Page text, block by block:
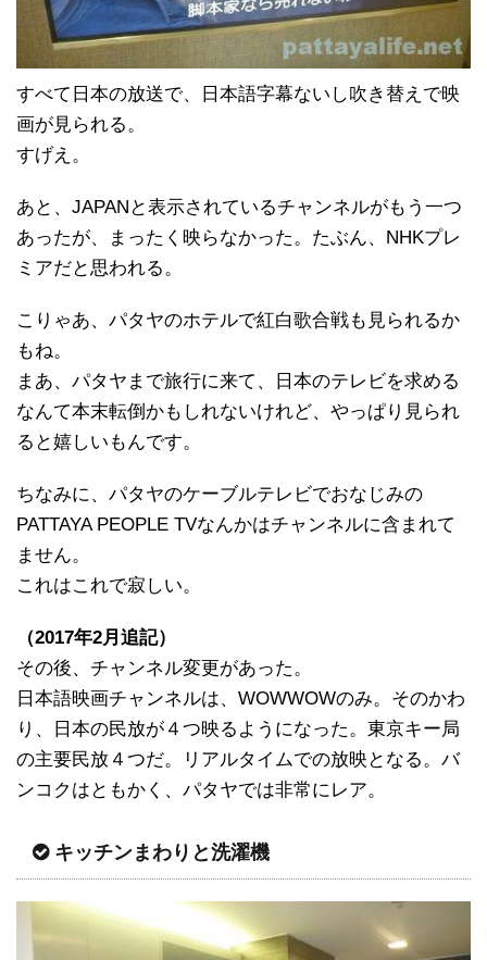
すべて日本の放送で、日本語字幕ないし吹き替えで映
画が見られる。
すげえ。
あと、JAPANと表示されているチャンネルがもう一つ
あったが、まったく映らなかった。たぶん、NHKプレ
ミアだと思われる。
こりゃあ、パタヤのホテルで紅白歌合戦も見られるか
もね。
まあ、パタヤまで旅行に来て、日本のテレビを求める
なんて本末転倒かもしれないけれど、やっぱり見られ
ると嬉しいもんです。
ちなみに、パタヤのケーブルテレビでおなじみの
PATTAYA PEOPLE TVなんかはチャンネルに含まれて
ません。
これはこれで寂しい。
（2017年2月追記）
その後、チャンネル変更があった。
日本語映画チャンネルは、WOWWOWのみ。そのかわ
り、日本の民放が４つ映るようになった。東京キー局
の主要民放４つだ。リアルタイムでの放映となる。バ
ンコクはともかく、パタヤでは非常にレア。
キッチンまわりと洗濯機